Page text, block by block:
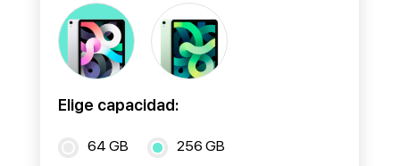
Elige capacidad:
64 GB 256 GB